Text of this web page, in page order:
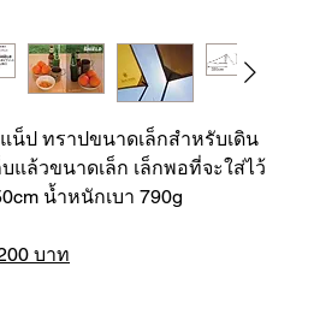
น็ป ทราปขนาดเล็กสำหรับเดิน
แล้วขนาดเล็ก เล็กพอที่จะใส่ไว้
น้ำหนักเบา 790g
บาท